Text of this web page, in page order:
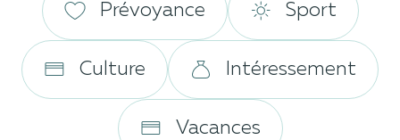
Prévoyance Sport
Culture Intéressement
Vacances